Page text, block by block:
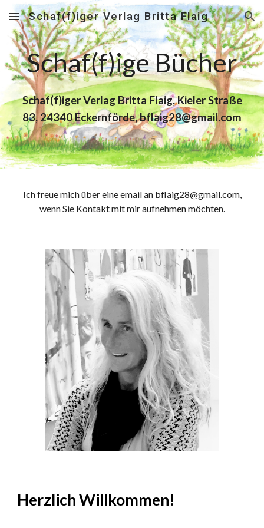
Skip to main content Skip to navigation
Schaf(f)iger Verlag Britta Flaig
Schaf(f)ige Bücher
Schaf(f)iger Verlag Britta Flaig, Kieler Straße
83, 24340 Eckernförde, bflaig28@gmail.com
Ich freue mich über eine email an bflaig28@gmail.com,
wenn Sie Kontakt mit mir aufnehmen möchten.
Herzlich Willkommen!